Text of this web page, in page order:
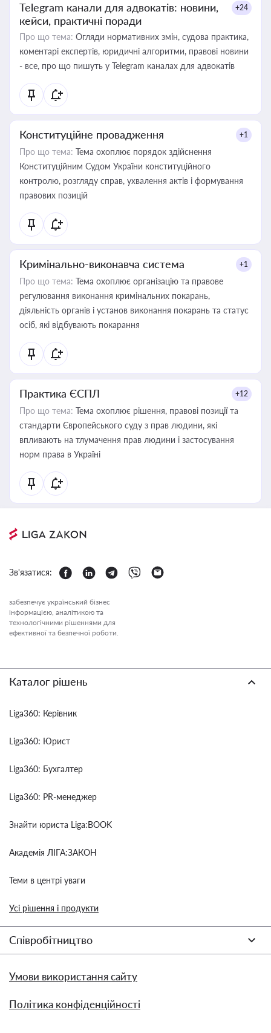
Telegram канали для адвокатів: новини,
кейси, практичні поради
+24
Про що тема: Огляди нормативних змін, судова практика,
коментарі експертів, юридичні алгоритми, правові новини
- все, про що пишуть у Telegram каналах для адвокатів
Конституційне провадження +1
Про що тема: Тема охоплює порядок здійснення
Конституційним Судом України конституційного
контролю, розгляду справ, ухвалення актів і формування
правових позицій
Кримінально-виконавча система +1
Про що тема: Тема охоплює організацію та правове
регулювання виконання кримінальних покарань,
діяльність органів і установ виконання покарань та статус
осіб, які відбувають покарання
Практика ЄСПЛ +12
Про що тема: Тема охоплює рішення, правові позиції та
стандарти Європейського суду з прав людини, які
впливають на тлумачення прав людини і застосування
норм права в Україні
Зв'язатися:
забезпечує український бізнес
інформацією, аналітикою та
технологічними рішеннями для
ефективної та безпечної роботи.
Каталог рішень
Liga360: Керівник
Liga360: Юрист
Liga360: Бухгалтер
Liga360: PR-менеджер
Знайти юриста Liga:BOOK
Академія ЛІГА:ЗАКОН
Теми в центрі уваги
Усі рішення і продукти
Співробітництво
Умови використання сайту
Політика конфіденційності